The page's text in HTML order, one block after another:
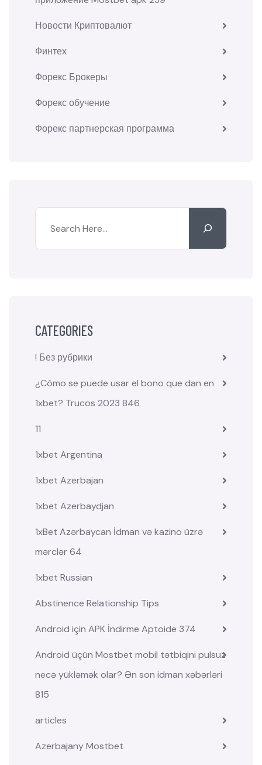
Новости Криптовалют
Финтех
Форекс Брокеры
Форекс обучение
Форекс партнерская программа
CATEGORIES
! Без рубрики
¿Cómo se puede usar el bono que dan en
1xbet? Trucos 2023 846
11
1xbet Argentina
1xbet Azerbajan
1xbet Azerbaydjan
1xBet Azərbaycan İdman və kazino üzrə
mərclər 64
1xbet Russian
Abstinence Relationship Tips
Android için APK İndirme Aptoide 374
Android üçün Mostbet mobil tətbiqini pulsuz
necə yükləmək olar? Ən son idman xəbərləri
815
articles
Azerbajany Mostbet